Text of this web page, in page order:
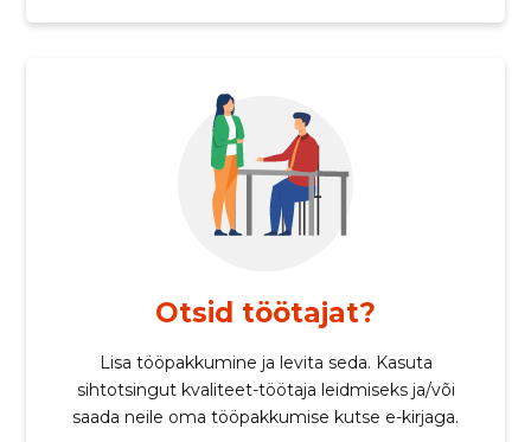
Otsid töötajat?
Lisa tööpakkumine ja levita seda. Kasuta
sihtotsingut kvaliteet-töötaja leidmiseks ja/või
saada neile oma tööpakkumise kutse e-kirjaga.